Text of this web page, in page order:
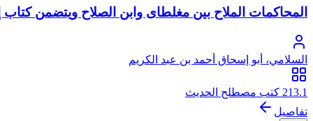
المحاكمات الملاح بين مغلطاى وابن الصلاح ويتضمن كتاب
السلامي، أبو إسحاق أحمد بن عبد الكريم
213.1 كتب مصطلح الحديث
تفاصيل